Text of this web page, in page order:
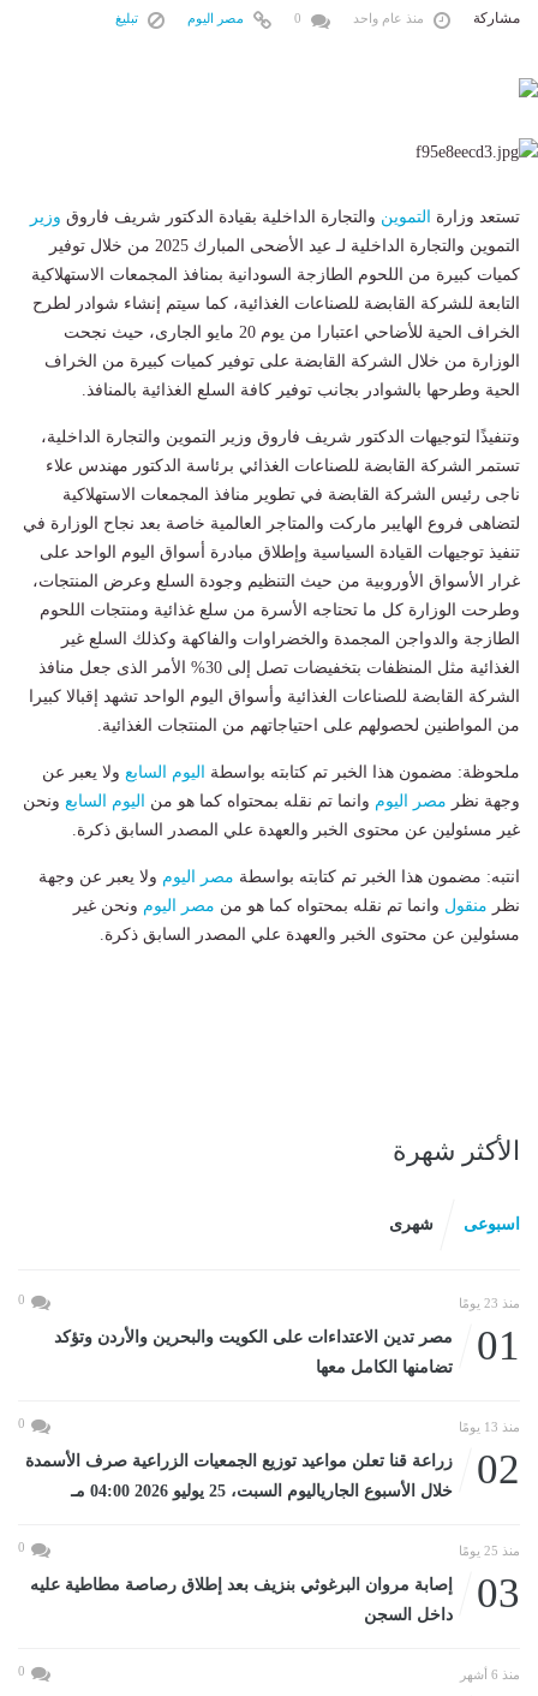
مشاركة منذ عام واحد مصر اليوم تبليغ
تستعد وزارة التموين والتجارة الداخلية بقيادة الدكتور شريف فاروق وزير
التموين والتجارة الداخلية لـ عيد الأضحى المبارك 2025 من خلال توفير
كميات كبيرة من اللحوم الطازجة السودانية بمنافذ المجمعات الاستهلاكية
التابعة للشركة القابضة للصناعات الغذائية، كما سيتم إنشاء شوادر لطرح
الخراف الحية للأضاحي اعتبارا من يوم 20 مايو الجارى، حيث نجحت
الوزارة من خلال الشركة القابضة على توفير كميات كبيرة من الخراف
الحية وطرحها بالشوادر بجانب توفير كافة السلع الغذائية بالمنافذ.
وتنفيذًا لتوجيهات الدكتور شريف فاروق وزير التموين والتجارة الداخلية،
تستمر الشركة القابضة للصناعات الغذائي برئاسة الدكتور مهندس علاء
ناجى رئيس الشركة القابضة في تطوير منافذ المجمعات الاستهلاكية
لتضاهى فروع الهايبر ماركت والمتاجر العالمية خاصة بعد نجاح الوزارة في
تنفيذ توجيهات القيادة السياسية وإطلاق مبادرة أسواق اليوم الواحد على
غرار الأسواق الأوروبية من حيث التنظيم وجودة السلع وعرض المنتجات،
وطرحت الوزارة كل ما تحتاجه الأسرة من سلع غذائية ومنتجات اللحوم
الطازجة والدواجن المجمدة والخضراوات والفاكهة وكذلك السلع غير
الغذائية مثل المنظفات بتخفيضات تصل إلى 30% الأمر الذى جعل منافذ
الشركة القابضة للصناعات الغذائية وأسواق اليوم الواحد تشهد إقبالا كبيرا
من المواطنين لحصولهم على احتياجاتهم من المنتجات الغذائية.
ملحوظة: مضمون هذا الخبر تم كتابته بواسطة اليوم السابع ولا يعبر عن
وجهة نظر مصر اليوم وانما تم نقله بمحتواه كما هو من اليوم السابع ونحن
غير مسئولين عن محتوى الخبر والعهدة علي المصدر السابق ذكرة.
انتبه: مضمون هذا الخبر تم كتابته بواسطة مصر اليوم ولا يعبر عن وجهة
نظر منقول وانما تم نقله بمحتواه كما هو من مصر اليوم ونحن غير
مسئولين عن محتوى الخبر والعهدة علي المصدر السابق ذكرة.
الأكثر شهرة
اسبوعى شهرى
منذ 23 يومًا 0
01
مصر تدين الاعتداءات على الكويت والبحرين والأردن وتؤكد
تضامنها الكامل معها
منذ 13 يومًا 0
02
زراعة قنا تعلن مواعيد توزيع الجمعيات الزراعية صرف الأسمدة
خلال الأسبوع الجارياليوم السبت، 25 يوليو 2026 04:00 مـ
منذ 25 يومًا 0
03
إصابة مروان البرغوثي بنزيف بعد إطلاق رصاصة مطاطية عليه
داخل السجن
منذ 6 أشهر 0